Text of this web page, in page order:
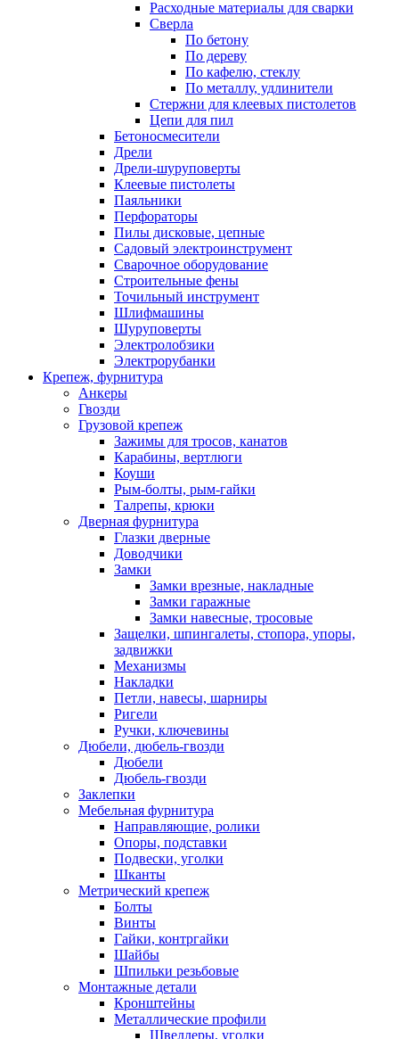
Расходные материалы для сварки
Сверла
По бетону
По дереву
По кафелю, стеклу
По металлу, удлинители
Стержни для клеевых пистолетов
Цепи для пил
Бетоносмесители
Дрели
Дрели-шуруповерты
Клеевые пистолеты
Паяльники
Перфораторы
Пилы дисковые, цепные
Садовый электроинструмент
Сварочное оборудование
Строительные фены
Точильный инструмент
Шлифмашины
Шуруповерты
Электролобзики
Электрорубанки
Крепеж, фурнитура
Анкеры
Гвозди
Грузовой крепеж
Зажимы для тросов, канатов
Карабины, вертлюги
Коуши
Рым-болты, рым-гайки
Талрепы, крюки
Дверная фурнитура
Глазки дверные
Доводчики
Замки
Замки врезные, накладные
Замки гаражные
Замки навесные, тросовые
Защелки, шпингалеты, стопора, упоры,
задвижки
Механизмы
Накладки
Петли, навесы, шарниры
Ригели
Ручки, ключевины
Дюбели, дюбель-гвозди
Дюбели
Дюбель-гвозди
Заклепки
Мебельная фурнитура
Направляющие, ролики
Опоры, подставки
Подвески, уголки
Шканты
Метрический крепеж
Болты
Винты
Гайки, контргайки
Шайбы
Шпильки резьбовые
Монтажные детали
Кронштейны
Металлические профили
Швеллеры, уголки